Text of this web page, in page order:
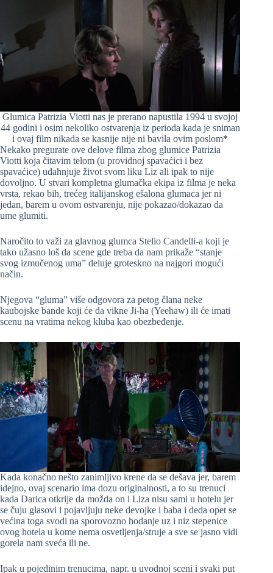
Glumica Patrizia Viotti nas je prerano napustila 1994 u svojoj
44 godini i osim nekoliko ostvarenja iz perioda kada je sniman
i ovaj film nikada se kasnije nije ni bavila ovim poslom*
Nekako pregurate ove delove filma zbog glumice Patrizia
Viotti koja čitavim telom (u providnoj spavaćici i bez
spavaćice) udahnjuje život svom liku Liz ali ipak to nije
dovoljno. U stvari kompletna glumačka ekipa iz filma je neka
vrsta, rekao bih, trećeg italijanskog ešalona glumaca jer ni
jedan, barem u ovom ostvarenju, nije pokazao/dokazao da
ume glumiti.
Naročito to važi za glavnog glumca Stelio Candelli-a koji je
tako užasno loš da scene gde treba da nam prikaže “stanje
svog izmučenog uma” deluje groteskno na najgori mogući
način.
Njegova “gluma” više odgovora za petog člana neke
kaubojske bande koji će da vikne Ji-ha (Yeehaw) ili će imati
scenu na vratima nekog kluba kao obezbeđenje.
Kada konačno nešto zanimljivo krene da se dešava jer, barem
idejno, ovaj scenario ima dozu originalnosti, a to su trenuci
kada Darica otkrije da možda on i Liza nisu sami u hotelu jer
se čuju glasovi i pojavljuju neke devojke i baba i deda opet se
većina toga svodi na sporovozno hodanje uz i niz stepenice
ovog hotela u kome nema osvetljenja/struje a sve se jasno vidi
gorela nam sveća ili ne.
Ipak u pojedinim trenucima, napr. u uvodnoj sceni i svaki put